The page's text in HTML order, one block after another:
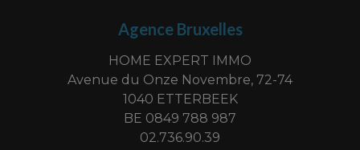
Agence Bruxelles
HOME EXPERT IMMO
Avenue du Onze Novembre, 72-74
1040 ETTERBEEK
BE 0849 788 987
02.736.90.39